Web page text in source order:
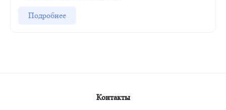
Подробнее
Контакты